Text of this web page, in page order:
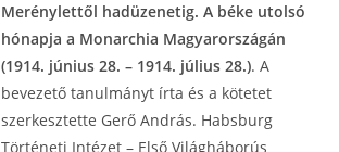
Merénylettől hadüzenetig. A béke utolsó
hónapja a Monarchia Magyarországán
(1914. június 28. – 1914. július 28.). A
bevezető tanulmányt írta és a kötetet
szerkesztette Gerő András. Habsburg
Történeti Intézet – Első Világháborús